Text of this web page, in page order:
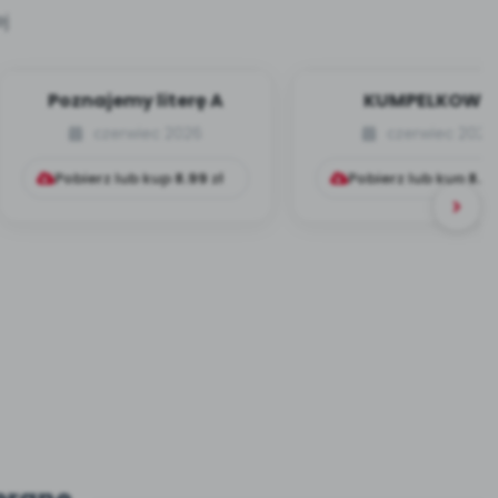
Poznajemy literę A
Pobierz lub kup8.99zł
KUMPELKOWO
Pobierz lub kup